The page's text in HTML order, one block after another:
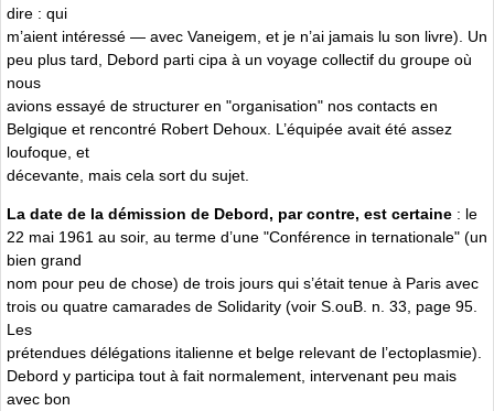
dire : qui
m’aient intéressé — avec Vaneigem, et je n’ai jamais lu son livre). Un
peu plus tard, Debord parti cipa à un voyage collectif du groupe où
nous
avions essayé de structurer en "organisation" nos contacts en
Belgique et rencontré Robert Dehoux. L’équipée avait été assez
loufoque, et
décevante, mais cela sort du sujet.
La date de la démission de Debord, par contre, est certaine : le
22 mai 1961 au soir, au terme d’une "Conférence in ternationale" (un
bien grand
nom pour peu de chose) de trois jours qui s’était tenue à Paris avec
trois ou quatre camarades de Solidarity (voir S.ouB. n. 33, page 95.
Les
prétendues délégations italienne et belge relevant de l’ectoplasmie).
Debord y participa tout à fait normalement, intervenant peu mais
avec bon